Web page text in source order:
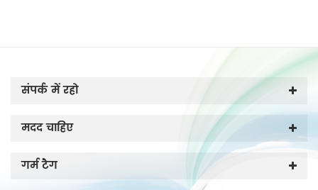
संपर्क में रहो
मदद चाहिए
गर्म टैग